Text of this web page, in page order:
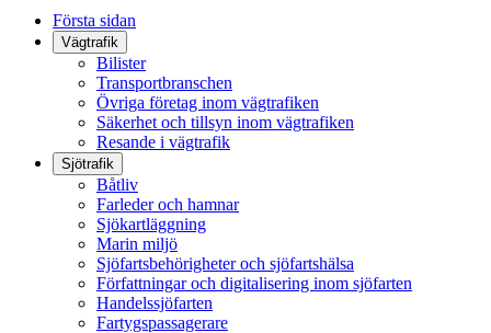
Första sidan
Vägtrafik
Bilister
Transportbranschen
Övriga företag inom vägtrafiken
Säkerhet och tillsyn inom vägtrafiken
Resande i vägtrafik
Sjötrafik
Båtliv
Farleder och hamnar
Sjökartläggning
Marin miljö
Sjöfartsbehörigheter och sjöfartshälsa
Författningar och digitalisering inom sjöfarten
Handelssjöfarten
Fartygspassagerare